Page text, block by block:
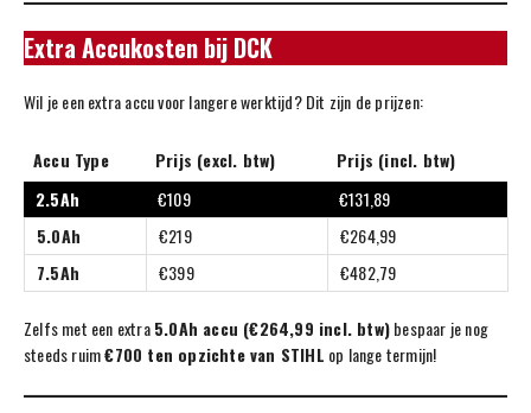
Extra Accukosten bij DCK
Wil je een extra accu voor langere werktijd? Dit zijn de prijzen:
Accu Type Prijs (excl. btw)
Prijs (incl. btw)
2.5Ah
€109
€131,89
5.0Ah
€219
€264,99
7.5Ah
€399 €482,79
Zelfs met een extra5.0Ah accu (€264,99 incl. btw)bespaar je nog
steeds ruim€700 ten opzichte van STIHL op lange termijn!